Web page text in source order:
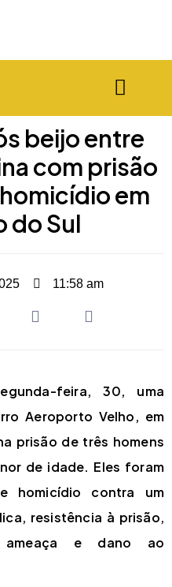
beijo entre
com prisão
em
do Sul
11:58 am
feira, 30, uma
Aeroporto Velho, em
prisão de três homens
de idade. Eles foram
homicídio contra um
resistência à prisão,
ameaça e dano ao